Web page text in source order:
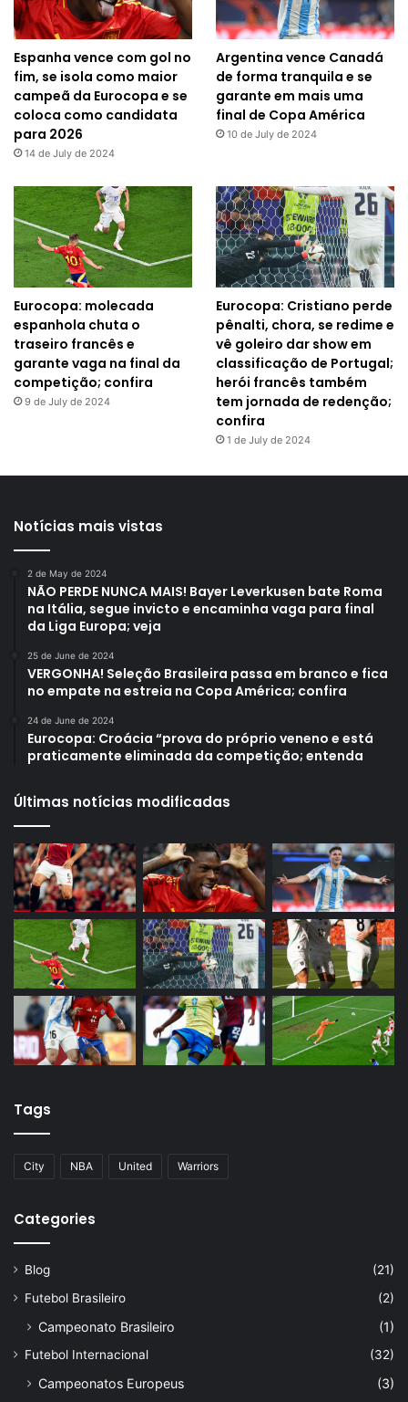
Espanha vence com gol no
fim, se isola como maior
campeã da Eurocopa e se
coloca como candidata
para 2026
14 de July de 2024
Argentina vence Canadá
de forma tranquila e se
garante em mais uma
final de Copa América
10 de July de 2024
Eurocopa: molecada
espanhola chuta o
traseiro francês e
garante vaga na final da
competição; confira
9 de July de 2024
Eurocopa: Cristiano perde
pênalti, chora, se redime e
vê goleiro dar show em
classificação de Portugal;
herói francês também
tem jornada de redenção;
confira
1 de July de 2024
Notícias mais vistas
2 de May de 2024
NÃO PERDE NUNCA MAIS! Bayer Leverkusen bate Roma
na Itália, segue invicto e encaminha vaga para final
da Liga Europa; veja
25 de June de 2024
VERGONHA! Seleção Brasileira passa em branco e fica
no empate na estreia na Copa América; confira
24 de June de 2024
Eurocopa: Croácia “prova do próprio veneno e está
praticamente eliminada da competição; entenda
Últimas notícias modificadas
Tags
City NBA United Warriors
Categories
Blog
(21)
Futebol Brasileiro
(2)
Campeonato Brasileiro (1)
Futebol Internacional (32)
Campeonatos Europeus (3)